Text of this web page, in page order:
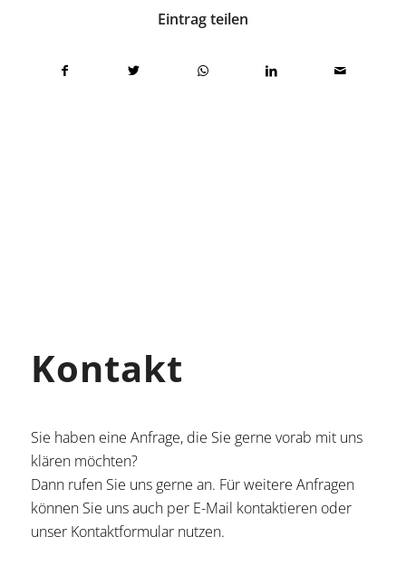
Eintrag teilen
Kontakt
Sie haben eine Anfrage, die Sie gerne vorab mit uns
klären möchten?
Dann rufen Sie uns gerne an. Für weitere Anfragen
können Sie uns auch per E-Mail kontaktieren oder
unser Kontaktformular nutzen.